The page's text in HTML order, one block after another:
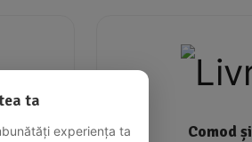
Comod
ta
experiența ta